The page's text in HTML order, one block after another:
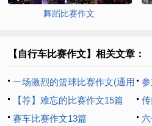
舞蹈比赛作文
【自行车比赛作文】相关文章：
一场激烈的篮球比赛作文(通用
6篇)【荐】难忘的比赛作文15篇
赛车比赛作文13篇